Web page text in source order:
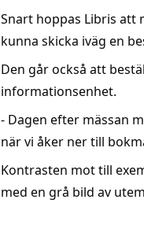
Snart hoppas Libris att
kunna skicka iväg en
Den går också att
informationsenhet.
- Dagen efter mässan
när vi åker ner till
Kontrasten mot till
med en grå bild av